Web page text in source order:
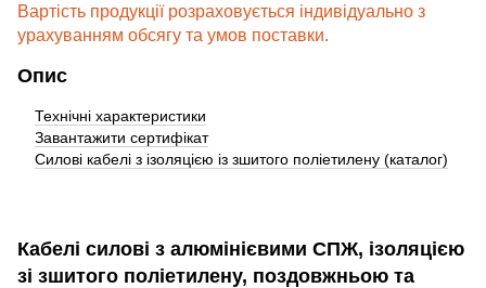
Вартість продукції розраховується індивідуально з
урахуванням обсягу та умов поставки.
Опис
Технічні характеристики
Завантажити сертифікат
Силові кабелі з ізоляцією із зшитого поліетилену (каталог)
Кабелі силові з алюмінієвими СПЖ, ізоляцією
зі зшитого поліетилену, поздовжньою та